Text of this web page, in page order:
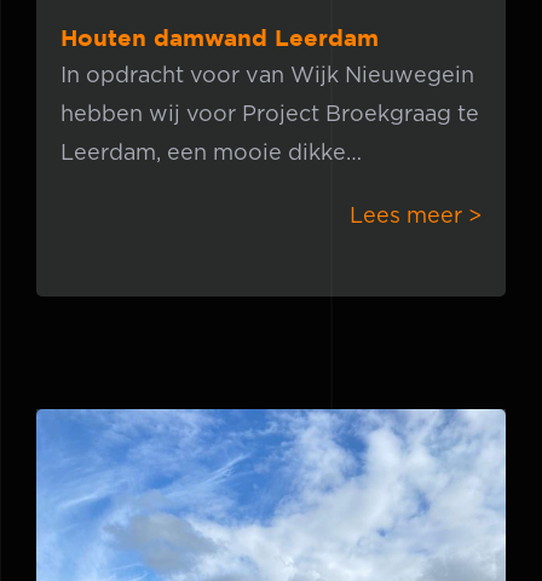
Houten damwand Leerdam
In opdracht voor van Wijk Nieuwegein
hebben wij voor Project Broekgraag te
Leerdam, een mooie dikke
Lees meer >